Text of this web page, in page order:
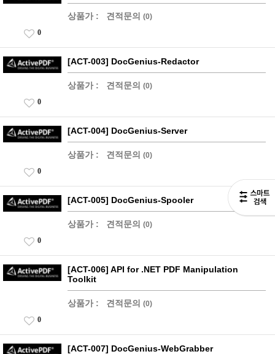
상품가 : 견적문의 (0)
0
[ACT-003] DocGenius-Redactor
상품가 : 견적문의 (0)
0
[ACT-004] DocGenius-Server
상품가 : 견적문의 (0)
0
[ACT-005] DocGenius-Spooler
상품가 : 견적문의 (0)
0
[ACT-006] API for .NET PDF Manipulation
Toolkit
상품가 : 견적문의 (0)
0
[ACT-007] DocGenius-WebGrabber